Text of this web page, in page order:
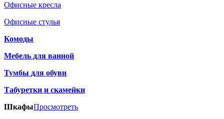
Офисные кресла
Офисные стулья
Комоды
Мебель для ванной
Тумбы для обуви
Табуретки и скамейки
ШкафыПросмотреть